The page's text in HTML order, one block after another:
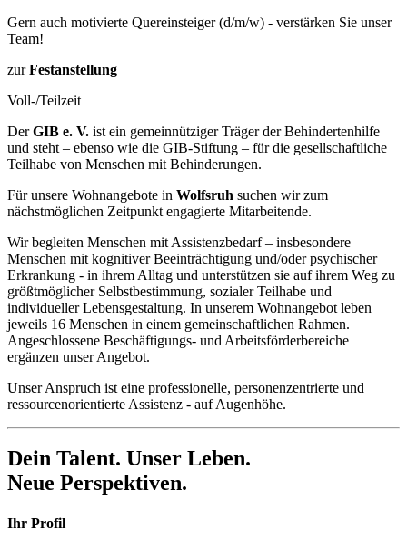
Gern auch motivierte Quereinsteiger (d/m/w) - verstärken Sie unser
Team!
zurFestanstellung
Voll-/Teilzeit
DerGIB e. V. ist ein gemeinnütziger Träger der Behindertenhilfe
und steht – ebenso wie die GIB-Stiftung – für die gesellschaftliche
Teilhabe von Menschen mit Behinderungen.
Für unsere Wohnangebote in Wolfsruh suchen wir zum
nächstmöglichen Zeitpunkt engagierte Mitarbeitende.
Wir begleiten Menschen mit Assistenzbedarf – insbesondere
Menschen mit kognitiver Beeinträchtigung und/oder psychischer
Erkrankung - in ihrem Alltag und unterstützen sie auf ihrem Weg zu
größtmöglicher Selbstbestimmung, sozialer Teilhabe und
individueller Lebensgestaltung. In unserem Wohnangebot leben
jeweils 16 Menschen in einem gemeinschaftlichen Rahmen.
Angeschlossene Beschäftigungs- und Arbeitsförderbereiche
ergänzen unser Angebot.
Unser Anspruch ist eine professionelle, personenzentrierte und
ressourcenorientierte Assistenz - auf Augenhöhe.
Dein Talent. Unser Leben.
Neue Perspektiven.
Ihr Profil